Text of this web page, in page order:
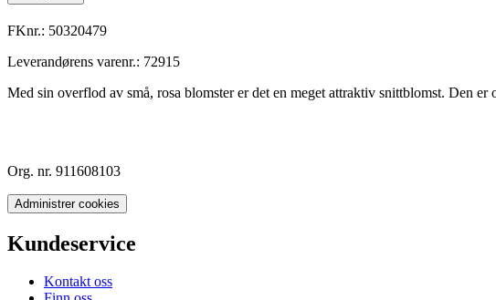
FKnr.: 50320479
Leverandørens varenr.: 72915
Med sin overflod av små, rosa blomster er det en meget attraktiv snittblomst. Den
Org. nr. 911608103
Administrer cookies
Kundeservice
Kontakt oss